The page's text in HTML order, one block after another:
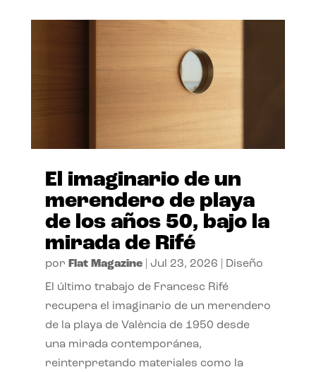
El imaginario de un
merendero de playa
de los años 50, bajo la
mirada de Rifé
por Flat Magazine| Jul 23, 2026 Diseño
El último trabajo de Francesc Rifé
recupera el imaginario de un merendero
de la playa de València de 1950 desde
una mirada contemporánea,
reinterpretando materiales como la